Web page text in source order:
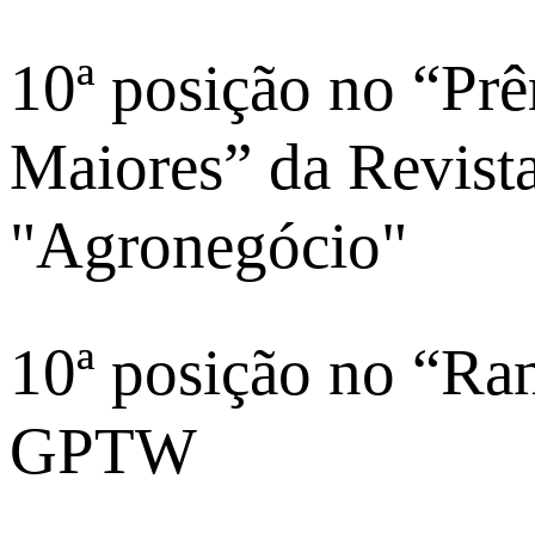
10ª posição no
Maiores” da
"Agronegócio"
10ª posição no
GPTW